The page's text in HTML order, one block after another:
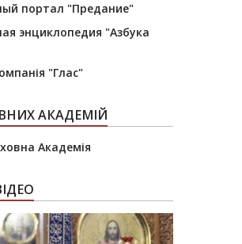
портал "Предание"
энциклопедия "Азбука
"Глас"
АКАДЕМІЙ
Академія